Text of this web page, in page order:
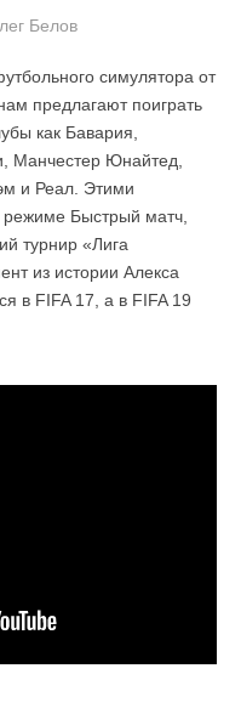
Белов
симулятора от
предлагают поиграть
как Бавария,
Манчестер Юнайтед,
и Реал. Этими
Быстрый матч,
турнир «Лига
из истории Алекса
в FIFA 17, а в FIFA 19